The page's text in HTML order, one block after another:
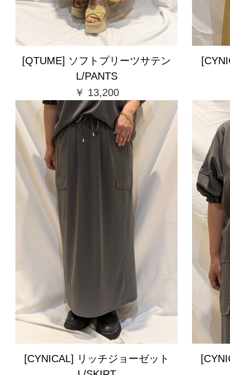
[QTUME] ソフトプリーツサテン
L/PANTS
￥ 13,200
[CYNICAL] リッチジョーゼット